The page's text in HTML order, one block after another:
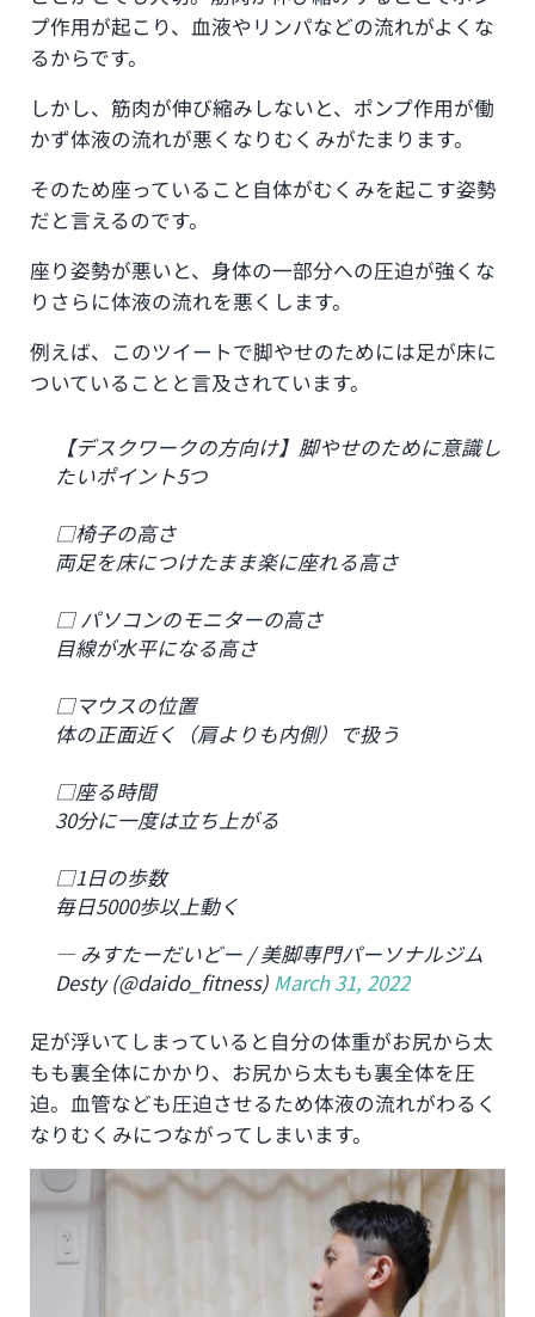
プ作用が起こり、血液やリンパなどの流れがよくな
るからです。
しかし、筋肉が伸び縮みしないと、ポンプ作用が働
かず体液の流れが悪くなりむくみがたまります。
そのため座っていること自体がむくみを起こす姿勢
だと言えるのです。
座り姿勢が悪いと、身体の一部分への圧迫が強くな
りさらに体液の流れを悪くします。
例えば、このツイートで脚やせのためには足が床に
ついていることと言及されています。
【デスクワークの方向け】脚やせのために意識し
たいポイント5つ
□椅子の高さ
両足を床につけたまま楽に座れる高さ
□ パソコンのモニターの高さ
目線が水平になる高さ
□マウスの位置
体の正面近く（肩よりも内側）で扱う
□座る時間
30分に一度は立ち上がる
□1日の歩数
毎日5000歩以上動く
— みすたーだいどー / 美脚専門パーソナルジム
Desty (@daido_fitness) March 31, 2022
足が浮いてしまっていると自分の体重がお尻から太
もも裏全体にかかり、お尻から太もも裏全体を圧
迫。血管なども圧迫させるため体液の流れがわるく
なりむくみにつながってしまいます。